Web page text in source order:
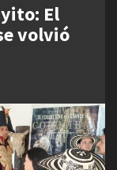
El
volvió